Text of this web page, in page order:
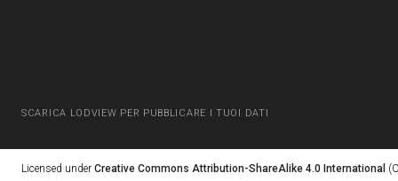
SCARICA LODVIEW PER PUBBLICARE I TUOI DATI
Licensed under Creative Commons Attribution-ShareAlike 4.0 International